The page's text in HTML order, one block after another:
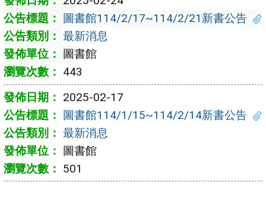
圖書館114/2/17~114/2/21新書公告
最新消息
圖書館
443
2025-02-17
圖書館114/1/15~114/2/14新書公告
最新消息
圖書館
501